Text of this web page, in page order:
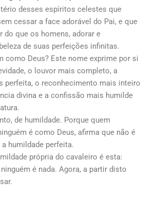
desses espíritos celestes que
cessar a face adorável do Pai, e que
do que os homens, adorar e
de suas perfeições infinitas.
como Deus? Este nome exprime por si
o louvor mais completo, a
perfeita, o reconhecimento mais inteiro
divina e a confissão mais humilde
de humildade. Porque quem
é como Deus, afirma que não é
a humildade perfeita.
própria do cavaleiro é esta:
é nada. Agora, a partir disto